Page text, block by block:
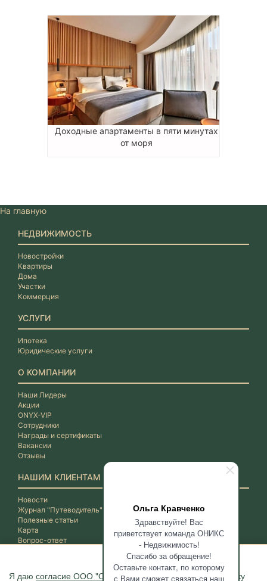
Ольга Кравченко
Здравствуйте! Вас
приветствует команда ОНИКС
- Недвижимость!
Спасибо за обращение!
Оставьте контакт, по которому
с Вами сможет связаться наш
Доходные апартаменты в пяти минутах
от моря
Я даю согласие ООО "ОНИКС-Недвижимость"на обработку
На главную
НЕДВИЖИМОСТЬ
Новостройки
Квартиры
Дома
Участки
Коммерция
УСЛУГИ
Ипотека
Юридические услуги
О КОМПАНИИ
Наши Лидеры
Акции
ONYX-VIP
Сотрудники
Награды и сертификаты
Вакансии
Отзывы
НАШИМ КЛИЕНТАМ
Новости
Журнал "Путеводитель"
Полезные статьи
Карта
Вопрос-ответ